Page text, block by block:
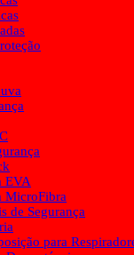
EVA
MicroFibra
de Segurança
para